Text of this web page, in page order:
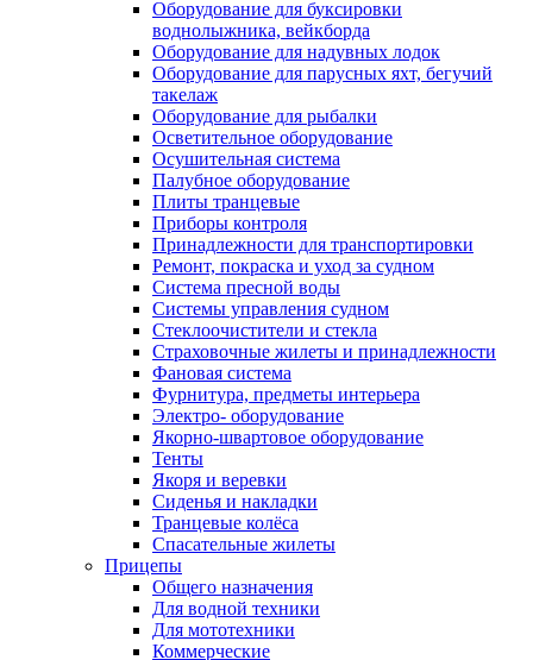
Оборудование для буксировки
воднолыжника, вейкборда
Оборудование для надувных лодок
Оборудование для парусных яхт, бегучий
такелаж
Оборудование для рыбалки
Осветительное оборудование
Осушительная система
Палубное оборудование
Плиты транцевые
Приборы контроля
Принадлежности для транспортировки
Ремонт, покраска и уход за судном
Система пресной воды
Системы управления судном
Стеклоочистители и стекла
Страховочные жилеты и принадлежности
Фановая система
Фурнитура, предметы интерьера
Электро- оборудование
Якорно-швартовое оборудование
Тенты
Якоря и веревки
Сиденья и накладки
Транцевые колёса
Спасательные жилеты
Прицепы
Общего назначения
Для водной техники
Для мототехники
Коммерческие